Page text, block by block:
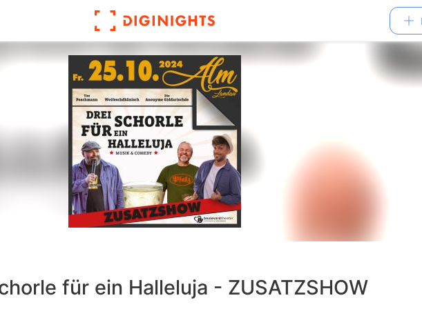
für ein Halleluja - ZUSATZSHOW